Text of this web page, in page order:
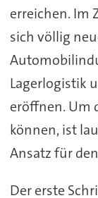
erreichen. Im
sich völlig
Lagerlogistik
eröffnen. Um
können, ist
Ansatz für
Der erste